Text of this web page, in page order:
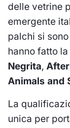
delle vetrine
emergente
palchi si
hanno fatto
Negrita,
Animals and
La
unica per